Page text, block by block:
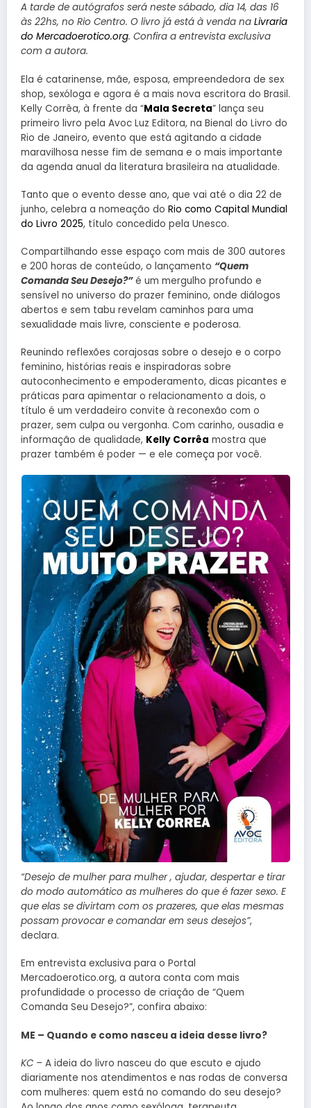
A tarde de autógrafos será neste sábado, dia 14, das 16
às 22hs, no Rio Centro. O livro já está à venda na Livraria
do Mercadoerotico.org. Confira a entrevista exclusiva
com a autora.
Ela é catarinense, mãe, esposa, empreendedora de sex
shop, sexóloga e agora é a mais nova escritora do Brasil.
Kelly Corrêa, à frente da “Mala Secreta” lança seu
primeiro livro pela Avoc Luz Editora, na Bienal do Livro do
Rio de Janeiro, evento que está agitando a cidade
maravilhosa nesse fim de semana e o mais importante
da agenda anual da literatura brasileira na atualidade.
Tanto que o evento desse ano, que vai até o dia 22 de
junho, celebra a nomeação do Rio como Capital Mundial
do Livro 2025, título concedido pela Unesco.
Compartilhando esse espaço com mais de 300 autores
e 200 horas de conteúdo, o lançamento “Quem
Comanda Seu Desejo?”é um mergulho profundo e
sensível no universo do prazer feminino, onde diálogos
abertos e sem tabu revelam caminhos para uma
sexualidade mais livre, consciente e poderosa.
Reunindo reflexões corajosas sobre o desejo e o corpo
feminino, histórias reais e inspiradoras sobre
autoconhecimento e empoderamento, dicas picantes e
práticas para apimentar o relacionamento a dois, o
título é um verdadeiro convite à reconexão com o
prazer, sem culpa ou vergonha. Com carinho, ousadia e
informação de qualidade, Kelly Corrêa mostra que
prazer também é poder — e ele começa por você.
“Desejo de mulher para mulher , ajudar, despertar e tirar
do modo automático as mulheres do que é fazer sexo. E
que elas se divirtam com os prazeres, que elas mesmas
possam provocar e comandar em seus desejos”,
declara.
Em entrevista exclusiva para o Portal
Mercadoerotico.org, a autora conta com mais
profundidade o processo de criação de “Quem
Comanda Seu Desejo?”, confira abaixo:
ME – Quando e como nasceu a ideia desse livro?
KC – A ideia do livro nasceu do que escuto e ajudo
diariamente nos atendimentos e nas rodas de conversa
com mulheres: quem está no comando do seu desejo?